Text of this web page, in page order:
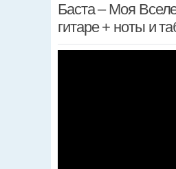
Баста – Моя
гитаре + ноты и